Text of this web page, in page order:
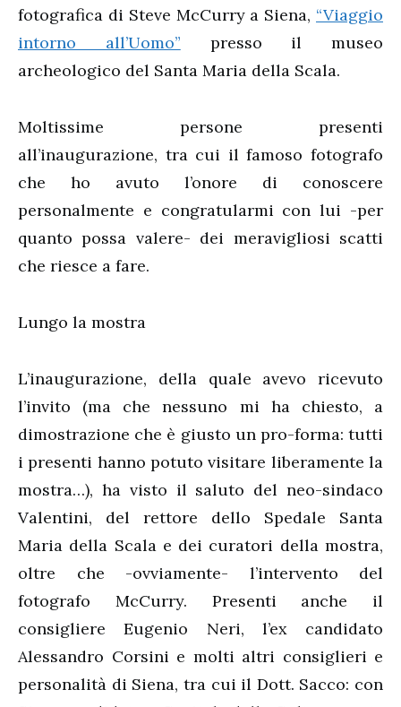
fotografica di Steve McCurry a Siena, “Viaggio
intorno all’Uomo” presso il museo
archeologico del Santa Maria della Scala.
Moltissime persone presenti
all’inaugurazione, tra cui il famoso fotografo
che ho avuto l’onore di conoscere
personalmente e congratularmi con lui -per
quanto possa valere- dei meravigliosi scatti
che riesce a fare.
Lungo la mostra
L’inaugurazione, della quale avevo ricevuto
l’invito (ma che nessuno mi ha chiesto, a
dimostrazione che è giusto un pro-forma: tutti
i presenti hanno potuto visitare liberamente la
mostra…), ha visto il saluto del neo-sindaco
Valentini, del rettore dello Spedale Santa
Maria della Scala e dei curatori della mostra,
oltre che -ovviamente- l’intervento del
fotografo McCurry. Presenti anche il
consigliere Eugenio Neri, l’ex candidato
Alessandro Corsini e molti altri consiglieri e
personalità di Siena, tra cui il Dott. Sacco: con